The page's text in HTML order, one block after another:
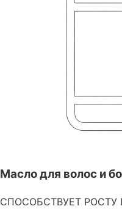
Масло для волос и
СПОСОБСТВУЕТ РОСТУ